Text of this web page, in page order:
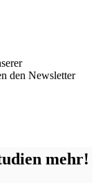
den Newsletter
mehr!